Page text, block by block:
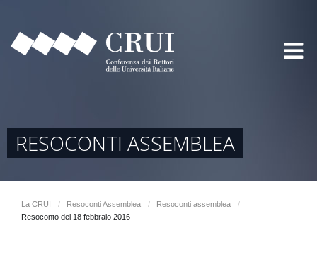
RESOCONTI ASSEMBLEA
La CRUI / Resoconti Assemblea / Resoconti assemblea
/
Resoconto del 18 febbraio 2016